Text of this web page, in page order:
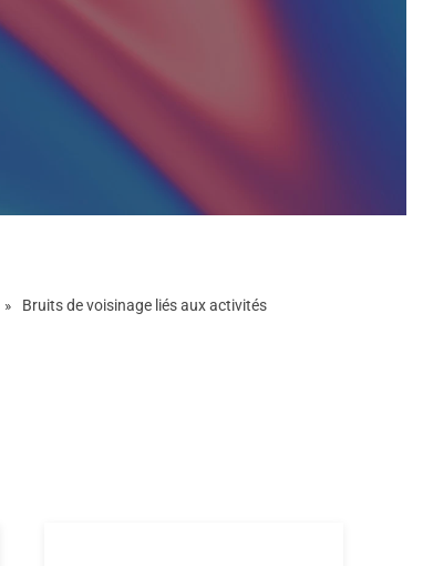
Bruits de voisinage liés aux activités